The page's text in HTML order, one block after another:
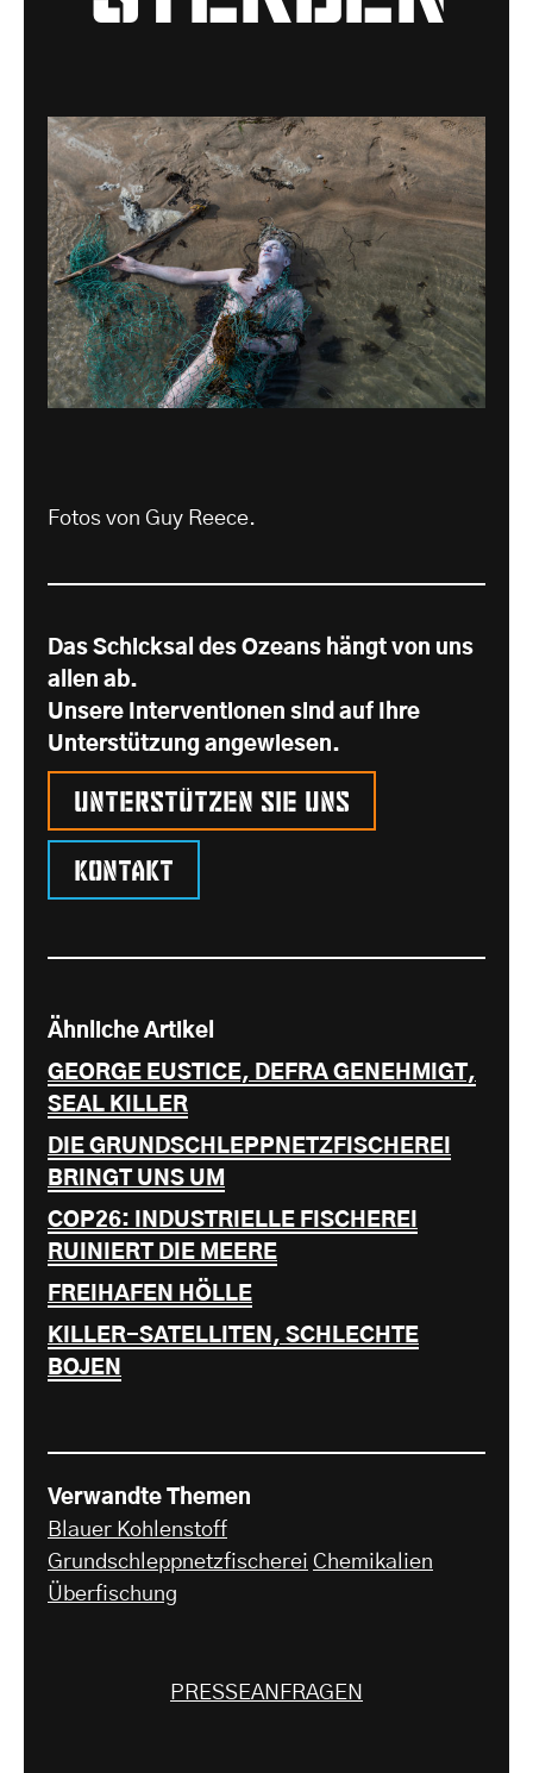
Fotos von Guy Reece.
Das Schicksal des Ozeans hängt von uns
allen ab.
Unsere Interventionen sind auf Ihre
Unterstützung angewiesen.
Unterstützen Sie uns
Kontakt
Ähnliche Artikel
GEORGE EUSTICE, DEFRA GENEHMIGT,
SEAL KILLER
DIE GRUNDSCHLEPPNETZFISCHEREI
BRINGT UNS UM
COP26: INDUSTRIELLE FISCHEREI
RUINIERT DIE MEERE
FREIHAFEN HÖLLE
KILLER-SATELLITEN, SCHLECHTE
BOJEN
Verwandte Themen
Blauer Kohlenstoff
Grundschleppnetzfischerei Chemikalien
Überfischung
PRESSEANFRAGEN